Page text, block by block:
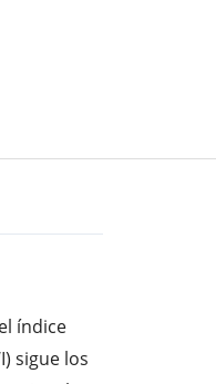
índice
sigue los